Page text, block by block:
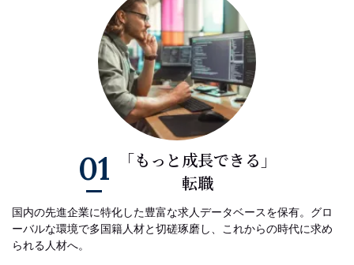
01
「もっと成長できる」
転職
国内の先進企業に特化した豊富な求人データベースを保有。グロ
ーバルな環境で多国籍人材と切磋琢磨し、これからの時代に求め
られる人材へ。